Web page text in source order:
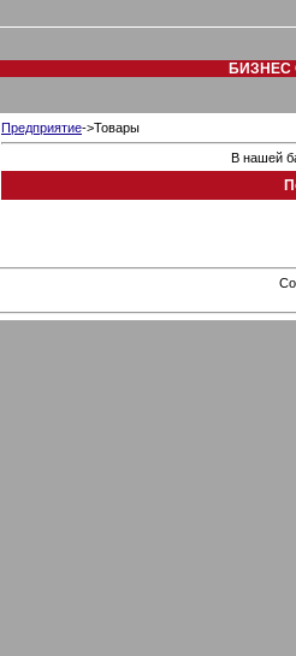
БИЗНЕС
Предприятие->Товары
В нашей